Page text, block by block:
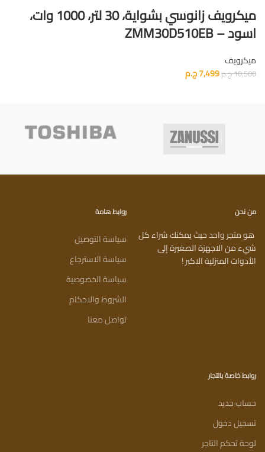
ميكرويف زانوسي بشواية، 30 لتر، 1000 وات،
اسود – ZMM30D510EB
ميكرويف
10,500ج.م7,499ج.م
من نحن
هو متجر واحد حيث يمكنك شراء كل
شيء من الاجهزة الصغيرة إلى
الأدوات المنزلية الاكبر !
روابط هامة
سياسة التوصيل
سياسة الاسترجاع
سياسة الخصوصية
الشروط والاحكام
تواصل معنا
روابط خاصة بالتجار
حساب جديد
تسجيل دخول
لوحة تحكم التاجر